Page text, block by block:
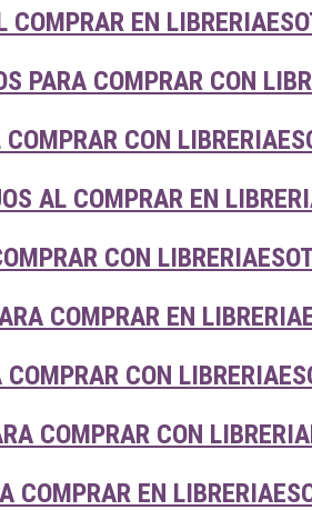
EN
PARA COMPRAR CON
CON
AL COMPRAR EN
CON
COMPRAR EN
CON
COMPRAR CON
EN